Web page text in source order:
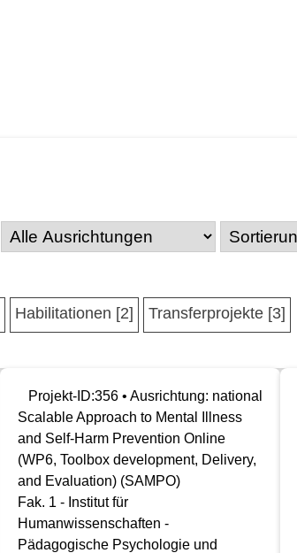
Habilitationen [2] Transferprojekte [3]
Projekt-ID:356 • Ausrichtung: national
Scalable Approach to Mental Illness
and Self-Harm Prevention Online
(WP6, Toolbox development, Delivery,
and Evaluation) (SAMPO)
Fak. 1 - Institut für
Humanwissenschaften -
Pädagogische Psychologie und